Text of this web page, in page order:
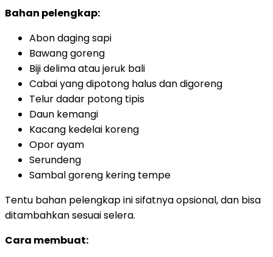
Bahan pelengkap:
Abon daging sapi
Bawang goreng
Biji delima atau jeruk bali
Cabai yang dipotong halus dan digoreng
Telur dadar potong tipis
Daun kemangi
Kacang kedelai koreng
Opor ayam
Serundeng
Sambal goreng kering tempe
Tentu bahan pelengkap ini sifatnya opsional, dan bisa
ditambahkan sesuai selera.
Cara membuat: